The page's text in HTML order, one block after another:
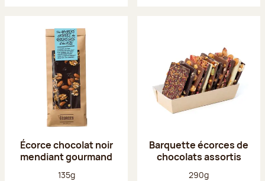
Écorce chocolat noir
mendiant gourmand
Poids net :
135g
Barquette écorces de
chocolats assortis
Poids net :
290g